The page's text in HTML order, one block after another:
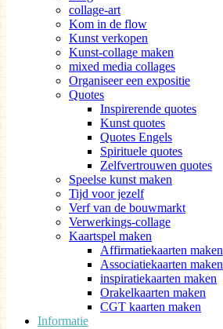
collage-art
Kom in de flow
Kunst verkopen
Kunst-collage maken
mixed media collages
Organiseer een expositie
Quotes
Inspirerende quotes
Kunst quotes
Quotes Engels
Spirituele quotes
Zelfvertrouwen quotes
Speelse kunst maken
Tijd voor jezelf
Verf van de bouwmarkt
Verwerkings-collage
Kaartspel maken
Affirmatiekaarten maken
Associatiekaarten maken
inspiratiekaarten maken
Orakelkaarten maken
CGT kaarten maken
Informatie